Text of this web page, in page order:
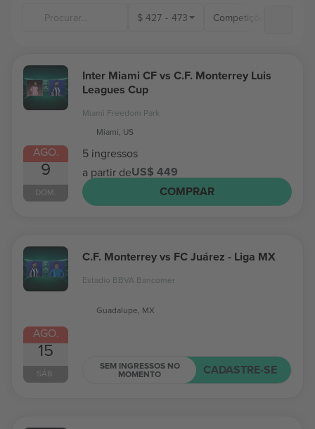
$ 427 - 473 Competições
AGO.
9
DOM.
Inter Miami CF vs C.F. Monterrey Luis
Leagues Cup
Miami Freedom Park
Miami, US
5 ingressos
a partir deUS$ 449
COMPRAR
AGO.
15
SÁB.
C.F. Monterrey vs FC Juárez - Liga MX
Estadio BBVA Bancomer
Guadalupe, MX
SEM INGRESSOS NO
MOMENTO CADASTRE-SE